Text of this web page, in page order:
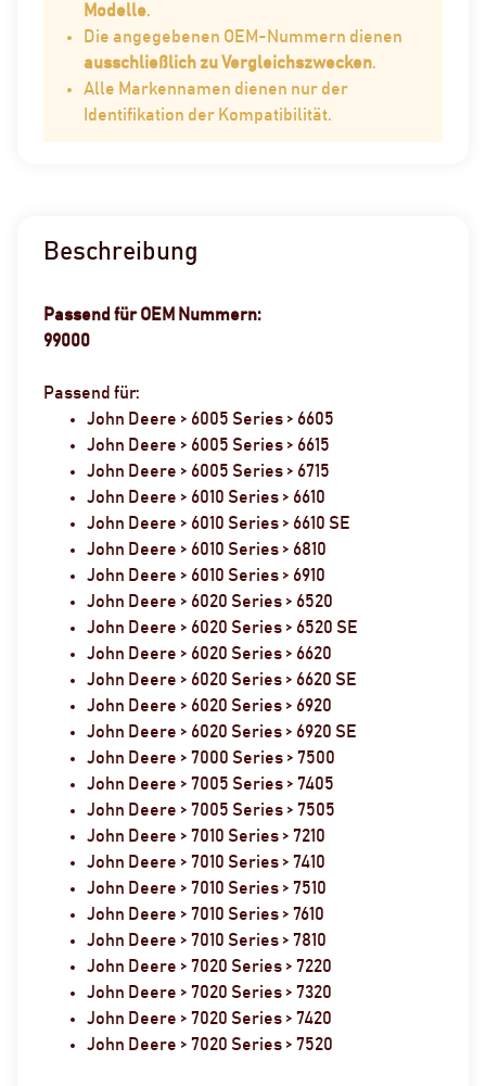
Modelle.
Die angegebenen OEM-Nummern dienen
ausschließlich zu Vergleichszwecken.
Alle Markennamen dienen nur der
Identifikation der Kompatibilität.
Beschreibung
Passend für OEM Nummern:
99000
Passend für:
John Deere > 6005 Series > 6605
John Deere > 6005 Series > 6615
John Deere > 6005 Series > 6715
John Deere > 6010 Series > 6610
John Deere > 6010 Series > 6610 SE
John Deere > 6010 Series > 6810
John Deere > 6010 Series > 6910
John Deere > 6020 Series > 6520
John Deere > 6020 Series > 6520 SE
John Deere > 6020 Series > 6620
John Deere > 6020 Series > 6620 SE
John Deere > 6020 Series > 6920
John Deere > 6020 Series > 6920 SE
John Deere > 7000 Series > 7500
John Deere > 7005 Series > 7405
John Deere > 7005 Series > 7505
John Deere > 7010 Series > 7210
John Deere > 7010 Series > 7410
John Deere > 7010 Series > 7510
John Deere > 7010 Series > 7610
John Deere > 7010 Series > 7810
John Deere > 7020 Series > 7220
John Deere > 7020 Series > 7320
John Deere > 7020 Series > 7420
John Deere > 7020 Series > 7520